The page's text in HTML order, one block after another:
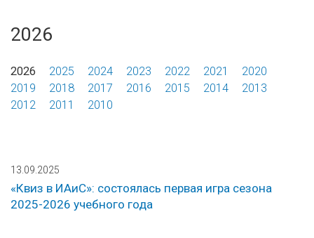
2026
2026 2025 2024 2023 2022 2021
2020
2019
2018 2017 2016 2015 2014
2013
2012
2011 2010
13.09.2025
«Квиз в ИАиС»: состоялась первая игра сезона
2025-2026 учебного года